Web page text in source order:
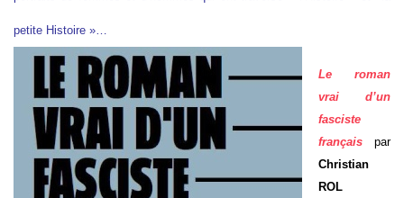
petite Histoire »…
Le roman
vrai d’un
fasciste
français par
Christian
ROL